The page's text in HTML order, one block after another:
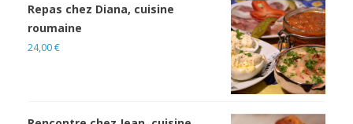
Repas chez Diana, cuisine
roumaine
24,00€